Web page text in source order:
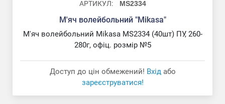
АРТИКУЛ: MS2334
М'яч волейбольний "Mikasa"
М'яч волейбольний Mikasa MS2334 (40шт) ПУ, 260-
280г, офіц. розмір №5
Доступ до цін обмежений! Вхід або
зареєструватися!